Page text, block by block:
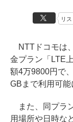
リス
NTTドコモは
金プラン「LTE
額4万9800円で
GBまで利用可能
また、同プラ
用場所や日時な